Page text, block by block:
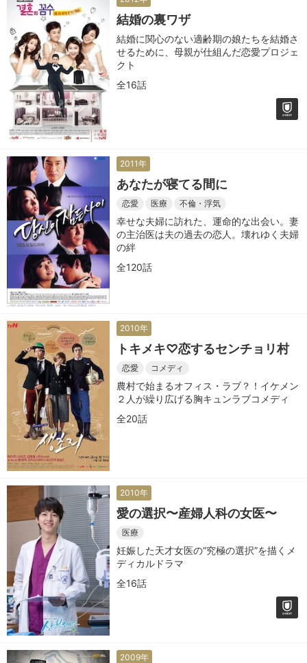
結婚の裏ワザ
結婚に関心のない適齢期の娘たちを結婚さ
せるために、母親が仕組んだ恋愛プロジェ
クト
全16話
2011年
あなたが寝てる間に
恋愛 医療 不倫・浮気
幸せな夫婦に訪れた、運命的な出会い。妻
の主治医は夫の過去の恋人。壊れゆく夫婦
の絆
全120話
2010年
トキメキ♡恋するセンチョリ村
恋愛 コメディ
農村で始まるオフィス・ラブ？！イケメン
２人が繰り広げる胸キュンラブコメディ
全20話
2010年
愛の選択〜産婦人科の女医〜
医療
妊娠した天才女医の“究極の選択”を描くメ
ディカルドラマ
全16話
2009年